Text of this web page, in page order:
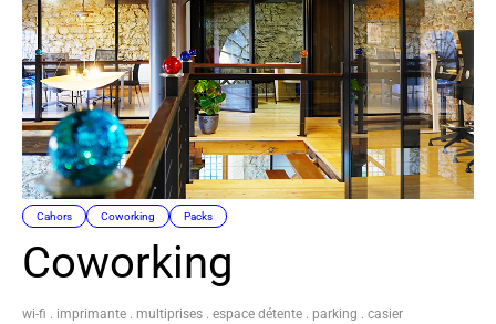
Cahors Coworking Packs
Coworking
wi-fi . imprimante . multiprises . espace détente . parking . casier